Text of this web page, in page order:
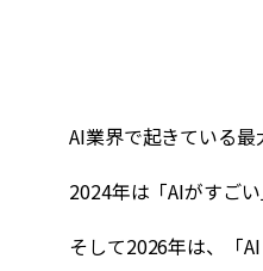
AI業界で起きている最
2024年は「AIがすご
そして2026年は、「